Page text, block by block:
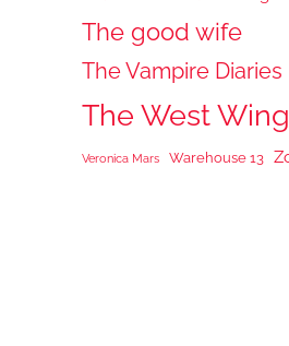
The good wife
The Vampire Diaries
The West Wing
Veronica Mars Warehouse 13